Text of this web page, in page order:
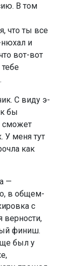
В том
что ты все
и
вот-вот
С виду э-
бы
сможет
У меня тут
как
—
в общем-
с
верности,
финиш.
был у